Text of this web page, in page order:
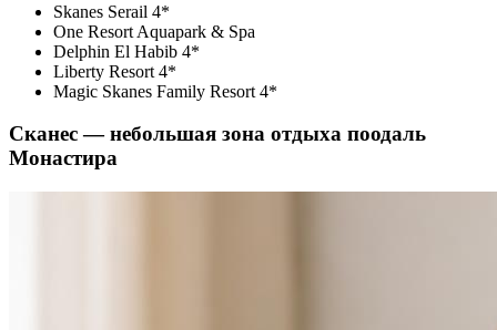
Skanes Serail 4*
One Resort Aquapark & Spa
Delphin El Habib 4*
Liberty Resort 4*
Magic Skanes Family Resort 4*
Сканес — небольшая зона отдыха поодаль
Монастира